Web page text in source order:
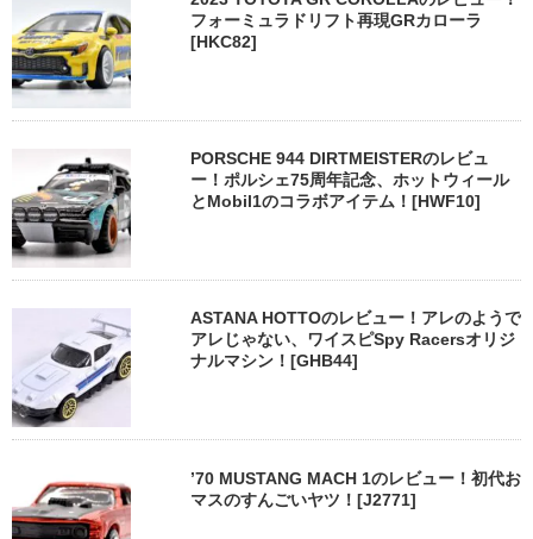
フォーミュラドリフト再現GRカローラ
[HKC82]
PORSCHE 944 DIRTMEISTERのレビュ
ー！ポルシェ75周年記念、ホットウィール
とMobil1のコラボアイテム！[HWF10]
ASTANA HOTTOのレビュー！アレのようで
アレじゃない、ワイスピSpy Racersオリジ
ナルマシン！[GHB44]
’70 MUSTANG MACH 1のレビュー！初代お
マスのすんごいヤツ！[J2771]